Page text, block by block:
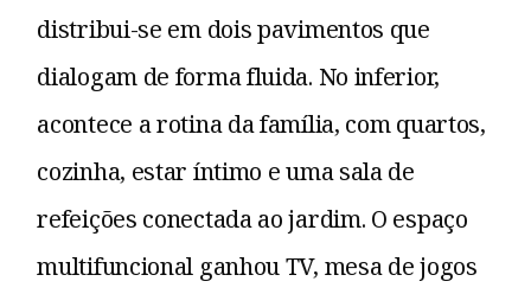
distribui-se em dois pavimentos que
dialogam de forma fluida. No inferior,
acontece a rotina da família, com quartos,
cozinha, estar íntimo e uma sala de
refeições conectada ao jardim. O espaço
multifuncional ganhou TV, mesa de jogos